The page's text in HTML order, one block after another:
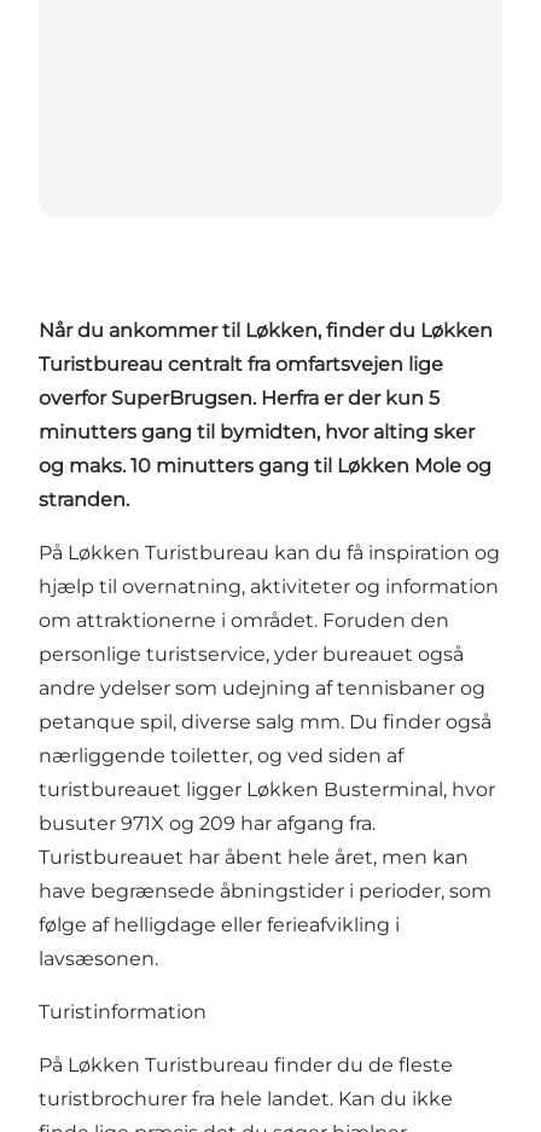
Når du ankommer til Løkken, finder du Løkken
Turistbureau centralt fra omfartsvejen lige
overforSuperBrugsen. Herfra er der kun 5
minutters gang til bymidten, hvor alting sker
og maks. 10 minutters gang til Løkken Mole og
stranden.
På Løkken Turistbureau kan du få inspiration og
hjælp til overnatning, aktiviteter og information
om attraktionerne i området. Foruden den
personlige turistservice, yder bureauet også
andre ydelser som udejning af tennisbaner og
petanque spil, diverse salg mm. Du finder også
nærliggende toiletter, og ved siden af
turistbureauet ligger Løkken Busterminal , hvor
busuter 971X og 209 har afgang fra.
Turistbureauet har åbent hele året, men kan
have begrænsede åbningstider i perioder, som
følge af helligdage eller ferieafvikling i
lavsæsonen.
Turistinformation
På Løkken Turistbureau finder du de fleste
turistbrochurer fra hele landet. Kan du ikke